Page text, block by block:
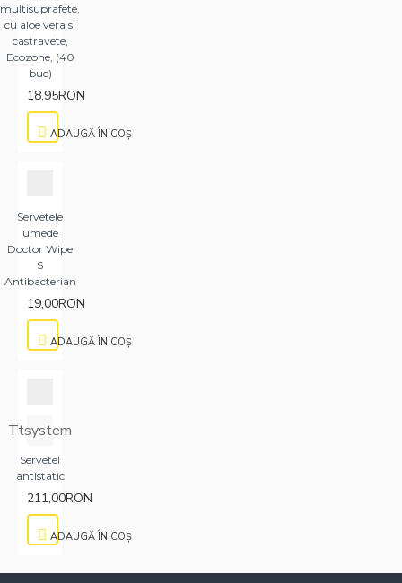
multisuprafete,
cu aloe vera si
castravete,
Ecozone, (40
buc)
18,95RON
ADAUGĂ ÎN COŞ
Servetele
umede
Doctor Wipe
S
Antibacterian
19,00RON
ADAUGĂ ÎN COŞ
Ttsystem
Servetel
antistatic
211,00RON
ADAUGĂ ÎN COŞ